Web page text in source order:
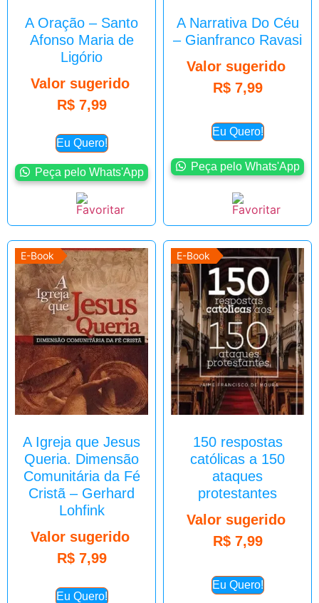
A Oração – Santo
Afonso Maria de
Ligório
Valor sugerido
R$7,99
Eu Quero!
Peça pelo Whats'App
A Narrativa Do Céu
– Gianfranco Ravasi
Valor sugerido
R$7,99
Eu Quero!
Peça pelo Whats'App
E-Book
A Igreja que Jesus
Queria. Dimensão
Comunitária da Fé
Cristã – Gerhard
Lohfink
Valor sugerido
R$7,99
Eu Quero!
E-Book
150 respostas
católicas a 150
ataques
protestantes
Valor sugerido
R$7,99
Eu Quero!